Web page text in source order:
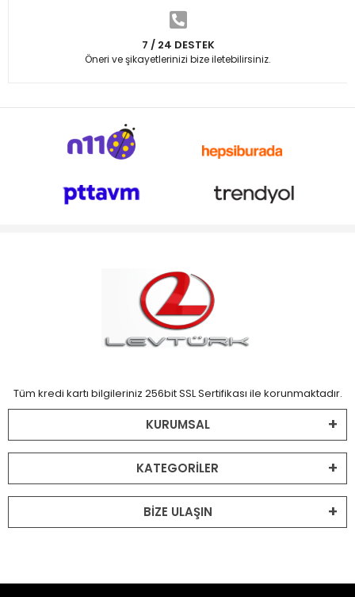
7 / 24 DESTEK
Öneri ve şikayetlerinizi bize iletebilirsiniz.
Tüm kredi kartı bilgileriniz 256bit SSL Sertifikası ile korunmaktadır.
KURUMSAL
KATEGORİLER
BİZE ULAŞIN